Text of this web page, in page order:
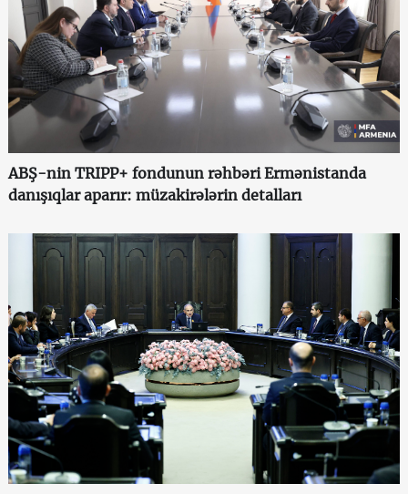
ABŞ-nin TRIPP+ fondunun rəhbəri Ermənistanda
danışıqlar aparır: müzakirələrin detalları